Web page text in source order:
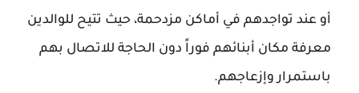
أو عند تواجدهم في أماكن مزدحمة، حيث تتيح للوالدين
معرفة مكان أبنائهم فوراً دون الحاجة للاتصال بهم
باستمرار وإزعاجهم.